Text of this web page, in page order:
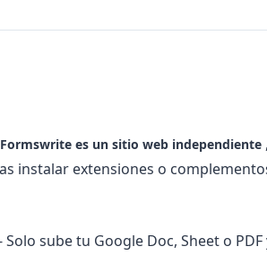
Formswrite es un sitio web independiente
instalar extensiones o
sube tu Google Doc, Sheet o